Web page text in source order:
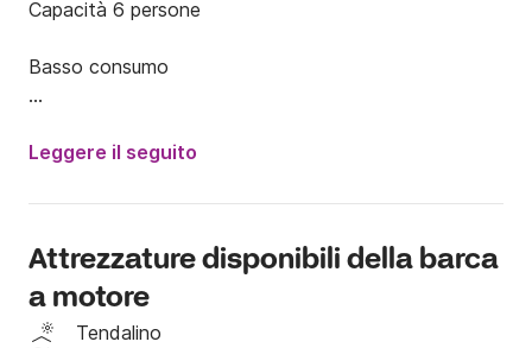
Capacità 6 persone
Basso consumo
Boa: 20€
Sci nautico: 20€
Benzina non inclusa
Leggere il seguito
Attrezzature disponibili della barca
a motore
Tendalino